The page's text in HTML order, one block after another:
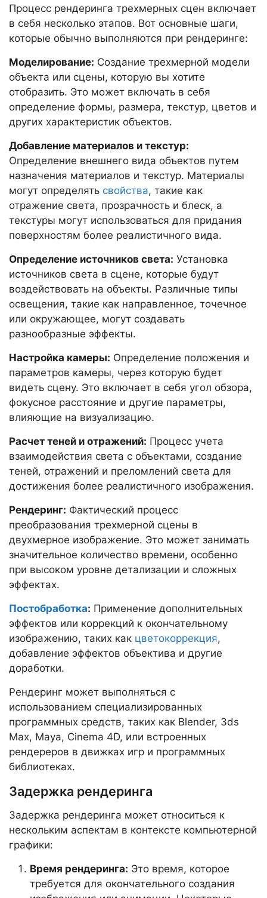
Процесс рендеринга трехмерных сцен включает
в себя несколько этапов. Вот основные шаги,
которые обычно выполняются при рендеринге:
Моделирование: Создание трехмерной модели
объекта или сцены, которую вы хотите
отобразить. Это может включать в себя
определение формы, размера, текстур, цветов и
других характеристик объектов.
Добавление материалов и текстур:
Определение внешнего вида объектов путем
назначения материалов и текстур. Материалы
могут определять свойства, такие как
отражение света, прозрачность и блеск, а
текстуры могут использоваться для придания
поверхностям более реалистичного вида.
Определение источников света: Установка
источников света в сцене, которые будут
воздействовать на объекты. Различные типы
освещения, такие как направленное, точечное
или окружающее, могут создавать
разнообразные эффекты.
Настройка камеры: Определение положения и
параметров камеры, через которую будет
видеть сцену. Это включает в себя угол обзора,
фокусное расстояние и другие параметры,
влияющие на визуализацию.
Расчет теней и отражений: Процесс учета
взаимодействия света с объектами, создание
теней, отражений и преломлений света для
достижения более реалистичного изображения.
Рендеринг: Фактический процесс
преобразования трехмерной сцены в
двухмерное изображение. Это может занимать
значительное количество времени, особенно
при высоком уровне детализации и сложных
эффектах.
Постобработка: Применение дополнительных
эффектов или коррекций к окончательному
изображению, таких как цветокоррекция,
добавление эффектов объектива и другие
доработки.
Рендеринг может выполняться с
использованием специализированных
программных средств, таких как Blender, 3ds
Max, Maya, Cinema 4D, или встроенных
рендереров в движках игр и программных
библиотеках.
Задержка рендеринга
Задержка рендеринга может относиться к
нескольким аспектам в контексте компьютерной
графики:
Время рендеринга: Это время, которое
требуется для окончательного создания